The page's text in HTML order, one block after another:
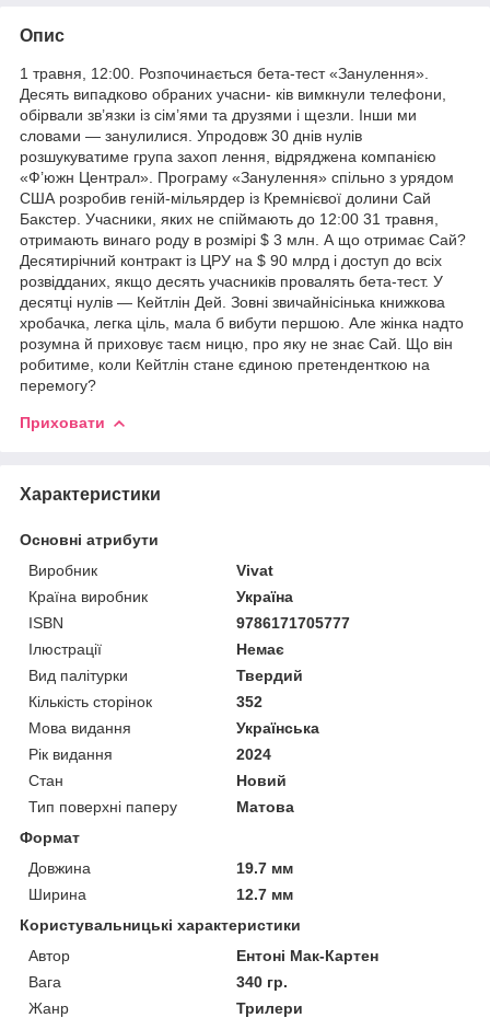
Опис
1 травня, 12:00. Розпочинається бета-тест «Занулення».
Десять випадково обраних учасни- ків вимкнули телефони,
обірвали зв’язки із сім’ями та друзями і щезли. Інши ми
словами — занулилися. Упродовж 30 днів нулів
розшукуватиме група захоп лення, відряджена компанією
«Ф’южн Централ». Програму «Занулення» спільно з урядом
США розробив геній-мільярдер із Кремнієвої долини Сай
Бакстер. Учасники, яких не спіймають до 12:00 31 травня,
отримають винаго роду в розмірі $ 3 млн. А що отримає Сай?
Десятирічний контракт із ЦРУ на $ 90 млрд і доступ до всіх
розвідданих, якщо десять учасників провалять бета-тест. У
десятці нулів — Кейтлін Дей. Зовні звичайнісінька книжкова
хробачка, легка ціль, мала б вибути першою. Але жінка надто
розумна й приховує таєм ницю, про яку не знає Сай. Що він
робитиме, коли Кейтлін стане єдиною претенденткою на
перемогу?
Приховати
Характеристики
Основні атрибути
Виробник
Vivat
Країна виробник
Україна
ISBN
9786171705777
Ілюстрації
Немає
Вид палітурки
Твердий
Кількість сторінок
352
Мова видання
Українська
Рік видання
2024
Стан
Новий
Тип поверхні паперу
Матова
Формат
Довжина
19.7 мм
Ширина
12.7 мм
Користувальницькі характеристики
Автор
Ентоні Мак-Картен
Вага
340 гр.
Жанр
Трилери